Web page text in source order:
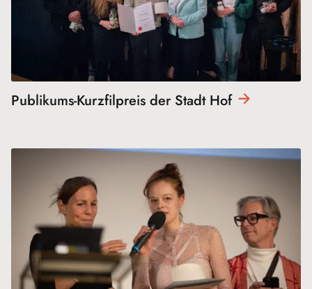
Publikums-Kurzfilpreis der Stadt Hof